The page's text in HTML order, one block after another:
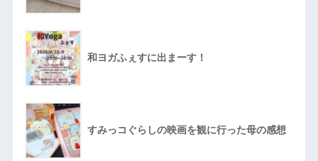
和ヨガふぇすに出まーす！
すみっコぐらしの映画を観に行った母の感想